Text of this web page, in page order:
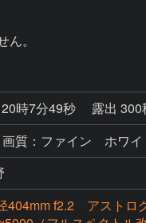
。
時7分49秒
露出 300
質：ファイン ホワ
404mm f2.2 アストロ